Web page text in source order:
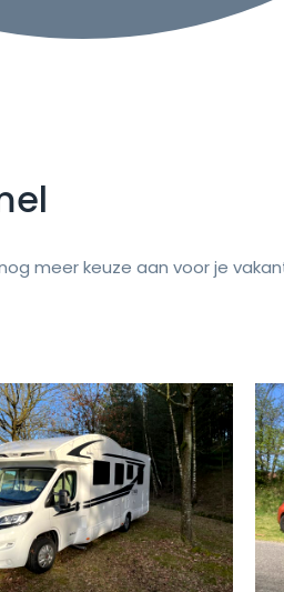
meer keuze aan voor je
Volgende